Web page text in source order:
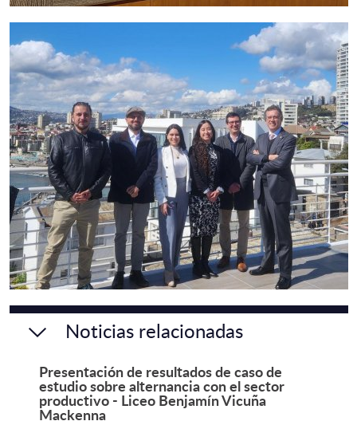
Noticias relacionadas
Presentación de resultados de caso de
estudio sobre alternancia con el sector
productivo - Liceo Benjamín Vicuña
Mackenna